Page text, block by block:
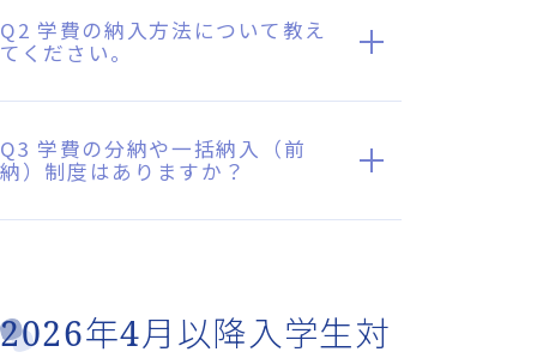
Q2 学費の納入方法について教え
てください。
Q3 学費の分納や一括納入（前
納）制度はありますか？
2026年4月以降入学生対